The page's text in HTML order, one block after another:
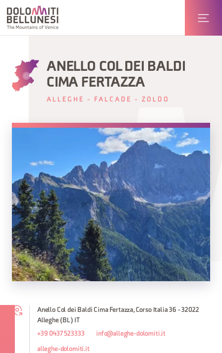
ANELLO COL DEI BALDI
CIMA FERTAZZA
ALLEGHE - FALCADE - ZOLDO
Anello Col dei Baldi Cima Fertazza, Corso Italia 36 - 32022
Alleghe (BL) IT
+39 0437 523333 info@alleghe-dolomiti.it
alleghe-dolomiti.it